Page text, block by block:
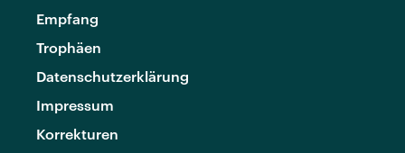
Empfang
Trophäen
Datenschutzerklärung
Impressum
Korrekturen